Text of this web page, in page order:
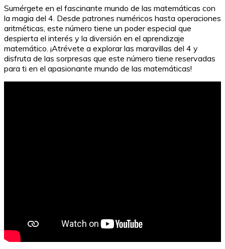
Sumérgete en el fascinante mundo de las matemáticas con
la magia del 4. Desde patrones numéricos hasta operaciones
aritméticas, este número tiene un poder especial que
despierta el interés y la diversión en el aprendizaje
matemático. ¡Atrévete a explorar las maravillas del 4 y
disfruta de las sorpresas que este número tiene reservadas
para ti en el apasionante mundo de las matemáticas!